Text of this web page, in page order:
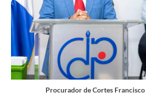
Procurador de Cortes